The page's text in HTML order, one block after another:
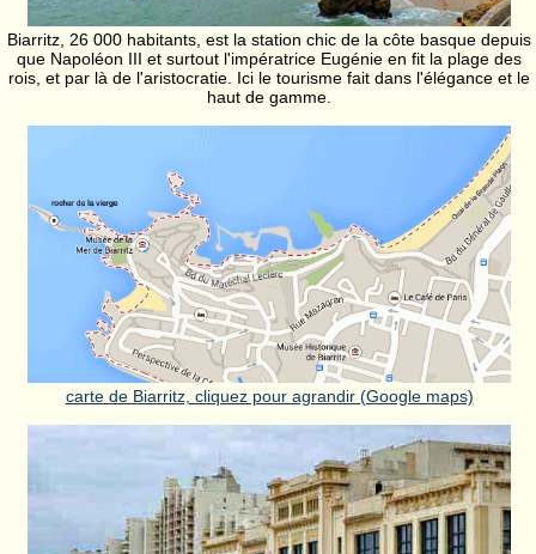
Biarritz, 26 000 habitants, est la station chic de la côte basque depuis
que Napoléon III et surtout l'impératrice Eugénie en fit la plage des
rois, et par là de l'aristocratie. Ici le tourisme fait dans l'élégance et le
haut de gamme.
carte de Biarritz, cliquez pour agrandir (Google maps)